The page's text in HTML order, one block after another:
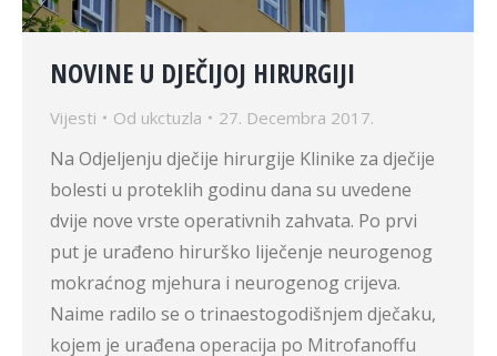
NOVINE U DJEČIJOJ HIRURGIJI
Vijesti Od ukctuzla 27. Decembra 2017.
Na Odjeljenju dječije hirurgije Klinike za dječije
bolesti u proteklih godinu dana su uvedene
dvije nove vrste operativnih zahvata. Po prvi
put je urađeno hirurško liječenje neurogenog
mokraćnog mjehura i neurogenog crijeva.
Naime radilo se o trinaestogodišnjem dječaku,
kojem je urađena operacija po Mitrofanoffu